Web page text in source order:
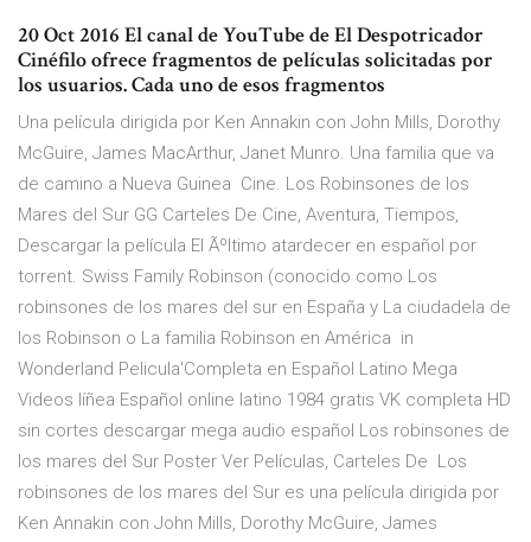
20 Oct 2016 El canal de YouTube de El Despotricador
Cinéfilo ofrece fragmentos de películas solicitadas por
los usuarios. Cada uno de esos fragmentos
Una película dirigida por Ken Annakin con John Mills, Dorothy
McGuire, James MacArthur, Janet Munro. Una familia que va
de camino a Nueva Guinea Cine. Los Robinsones de los
Mares del Sur GG Carteles De Cine, Aventura, Tiempos,
Descargar la película El Ãºltimo atardecer en español por
torrent. Swiss Family Robinson (conocido como Los
robinsones de los mares del sur en España y La ciudadela de
los Robinson o La familia Robinson en América in
Wonderland Pelicula'Completa en Español Latino Mega
Videos líñea Español online latino 1984 gratis VK completa HD
sin cortes descargar mega audio español Los robinsones de
los mares del Sur Poster Ver Películas, Carteles De Los
robinsones de los mares del Sur es una película dirigida por
Ken Annakin con John Mills, Dorothy McGuire, James